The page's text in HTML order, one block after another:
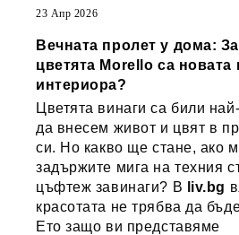
23 Апр 2026
Вечната пролет у дома:
цветята Morello са новата
интериора?
Цветята винаги са били
да внесем живот и цвят в
си. Но какво ще стане, ако
задържите мига на техния
цъфтеж завинаги? В
liv.bg
красотата не трябва да
Ето защо ви представяме